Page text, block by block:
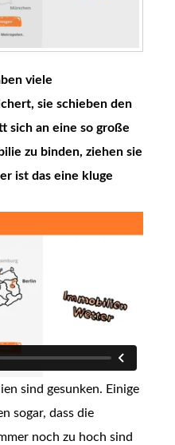
viele
sie schieben den
sich an eine so große
zu binden, ziehen sie
ist das eine kluge
sind gesunken. Einige
sogar, dass die
noch zu hoch sind